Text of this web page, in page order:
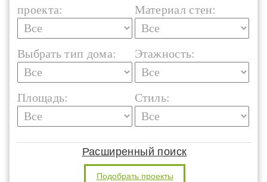
проекта:
Материал стен:
Выбрать тип дома: Этажность:
Площадь: Стиль:
Расширенный поиск
Подобрать проекты